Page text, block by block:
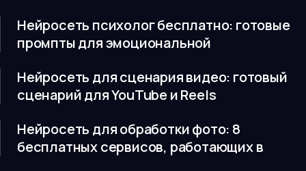
Нейросеть психолог бесплатно: готовые
промпты для эмоциональной
Нейросеть для сценария видео: готовый
сценарий для YouTube и Reels
Нейросеть для обработки фото: 8
бесплатных сервисов, работающих в